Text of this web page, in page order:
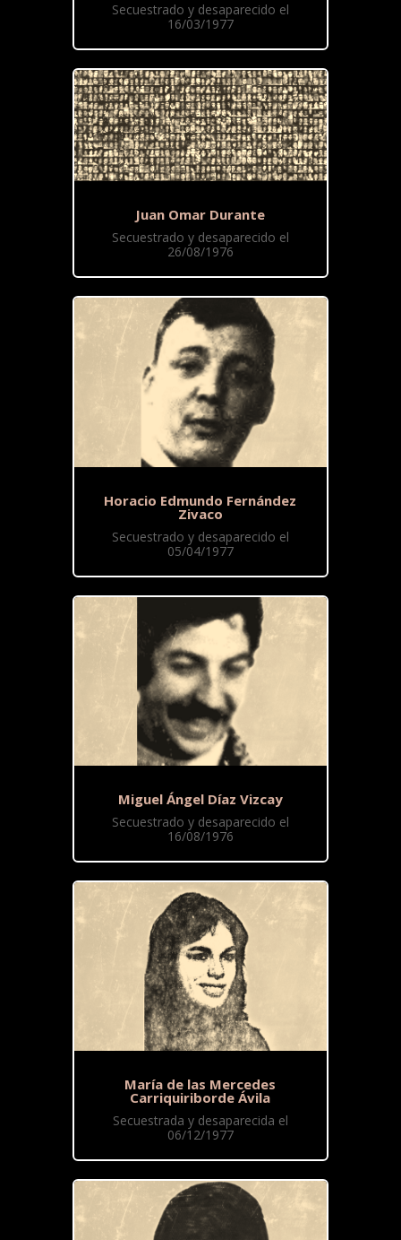
Secuestrado y desaparecido el
16/03/1977
Juan Omar Durante
Secuestrado y desaparecido el
26/08/1976
Horacio Edmundo Fernández
Zivaco
Secuestrado y desaparecido el
05/04/1977
Miguel Ángel Díaz Vizcay
Secuestrado y desaparecido el
16/08/1976
María de las Mercedes
Carriquiriborde Ávila
Secuestrada y desaparecida el
06/12/1977